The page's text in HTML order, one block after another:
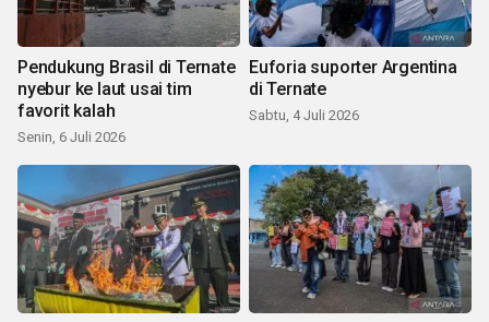
Pendukung Brasil di Ternate
nyebur ke laut usai tim
favorit kalah
Senin, 6 Juli 2026
Euforia suporter Argentina
di Ternate
Sabtu, 4 Juli 2026